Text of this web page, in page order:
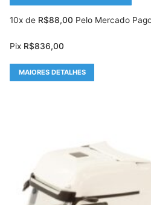
10x de R$88,00 Pelo Mercado
Pix R$836,00
MAIORES DETALHES